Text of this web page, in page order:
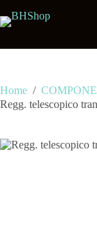
Home /
Regg. telescopico